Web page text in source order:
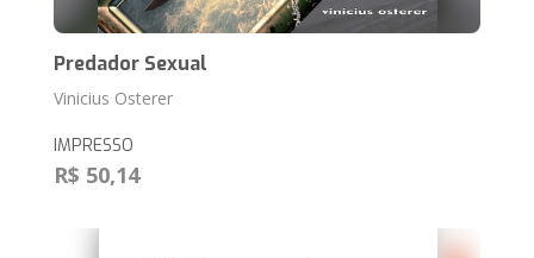
Predador Sexual
Vinicius Osterer
IMPRESSO
R$ 50,14